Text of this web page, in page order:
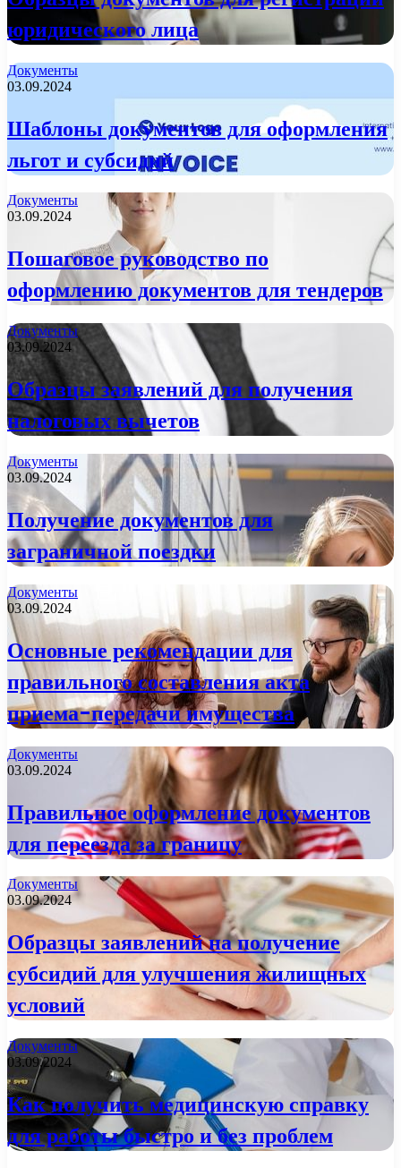
юридического лица
Документы
03.09.2024
Шаблоны документов для оформления
льгот и субсидий
Документы
03.09.2024
Пошаговое руководство по
оформлению документов для тендеров
Документы
03.09.2024
Образцы заявлений для получения
налоговых вычетов
Документы
03.09.2024
Получение документов для
заграничной поездки
Документы
03.09.2024
Основные рекомендации для
правильного составления акта
приема-передачи имущества
Документы
03.09.2024
Правильное оформление документов
для переезда за границу
Документы
03.09.2024
Образцы заявлений на получение
субсидий для улучшения жилищных
условий
Документы
03.09.2024
Как получить медицинскую справку
для работы быстро и без проблем